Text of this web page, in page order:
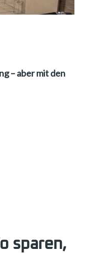
– aber mit den
sparen,